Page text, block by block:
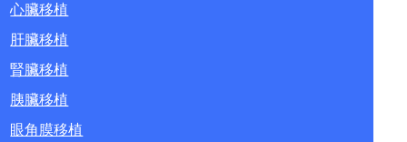
心臟移植
肝臟移植
腎臟移植
胰臟移植
眼角膜移植